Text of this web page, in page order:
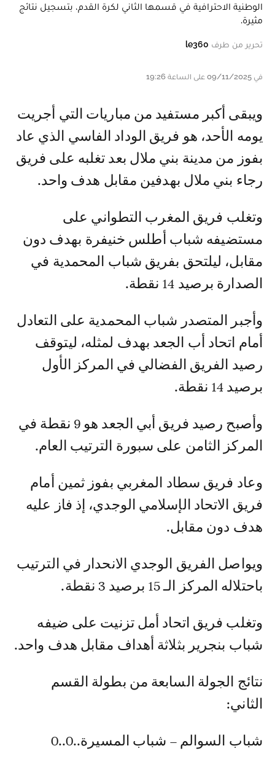
الوطنية الاحترافية في قسمها الثاني لكرة القدم، بتسجيل نتائج
مثيرة.
تحرير من طرف le360
في 09/11/2025 على الساعة 19:26
ويبقى أكبر مستفيد من مباريات التي أجريت
يومه الأحد، هو فريق الوداد الفاسي الذي عاد
بفوز من مدينة بني ملال بعد تغلبه على فريق
رجاء بني ملال بهدفين مقابل هدف واحد.
وتغلب فريق المغرب التطواني على
مستضيفه شباب أطلس خنيفرة بهدف دون
مقابل، ليلتحق بفريق شباب المحمدية في
الصدارة برصيد 14 نقطة.
وأجبر المتصدر شباب المحمدية على التعادل
أمام اتحاد أب الجعد بهدف لمثله، ليتوقف
رصيد الفريق الفضالي في المركز الأول
برصيد 14 نقطة.
وأصبح رصيد فريق أبي الجعد هو 9 نقطة في
المركز الثامن على سبورة الترتيب العام.
وعاد فريق سطاد المغربي بفوز ثمين أمام
فريق الاتحاد الإسلامي الوجدي، إذ فاز عليه
هدف دون مقابل.
ويواصل الفريق الوجدي الانحدار في الترتيب
باحتلاله المركز الـ 15 برصيد 3 نقطة.
وتغلب فريق اتحاد أمل تزنيت على ضيفه
شباب بنجرير بثلاثة أهداف مقابل هدف واحد.
نتائج الجولة السابعة من بطولة القسم
الثاني:‎ ‎